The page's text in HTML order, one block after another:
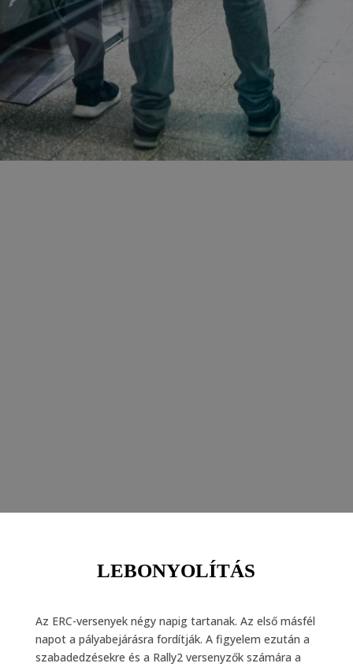
LEBONYOLÍTÁS
Az ERC-versenyek négy napig tartanak. Az első másfél
napot a pályabejárásra fordítják. A figyelem ezután a
szabadedzésekre és a Rally2 versenyzők számára a